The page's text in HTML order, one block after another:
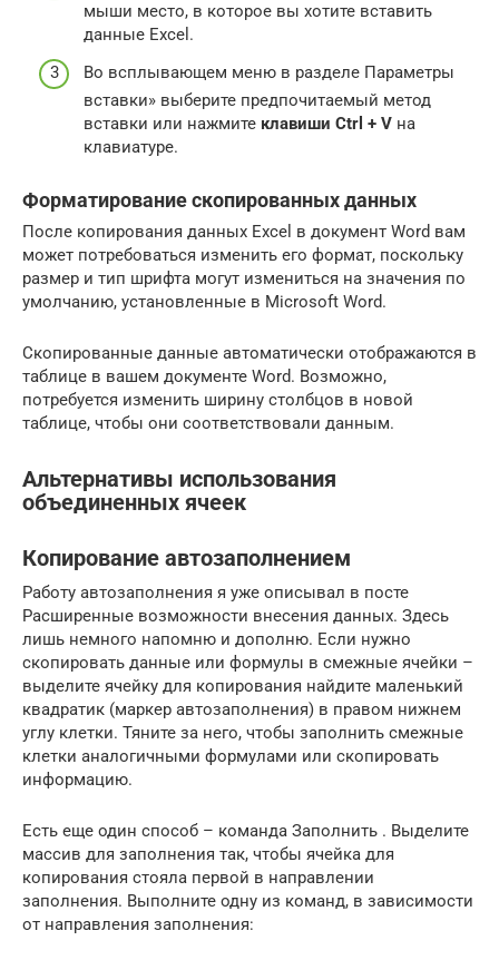
мыши место, в которое вы хотите вставить
данные Excel.
Во всплывающем меню в разделе Параметры
вставки» выберите предпочитаемый метод
вставки или нажмите клавиши Ctrl + V на
клавиатуре.
Форматирование скопированных данных
После копирования данных Excel в документ Word вам
может потребоваться изменить его формат, поскольку
размер и тип шрифта могут измениться на значения по
умолчанию, установленные в Microsoft Word.
Скопированные данные автоматически отображаются в
таблице в вашем документе Word. Возможно,
потребуется изменить ширину столбцов в новой
таблице, чтобы они соответствовали данным.
Альтернативы использования
объединенных ячеек
Копирование автозаполнением
Работу автозаполнения я уже описывал в посте
Расширенные возможности внесения данных. Здесь
лишь немного напомню и дополню. Если нужно
скопировать данные или формулы в смежные ячейки –
выделите ячейку для копирования найдите маленький
квадратик (маркер автозаполнения) в правом нижнем
углу клетки. Тяните за него, чтобы заполнить смежные
клетки аналогичными формулами или скопировать
информацию.
Есть еще один способ – команда Заполнить . Выделите
массив для заполнения так, чтобы ячейка для
копирования стояла первой в направлении
заполнения. Выполните одну из команд, в зависимости
от направления заполнения: